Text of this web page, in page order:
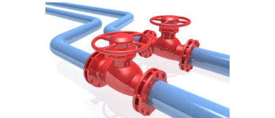
Calitatea apei
Comunicare